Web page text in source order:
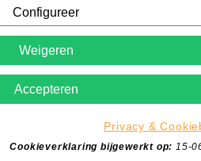
elit minim nisi eu
Configureer
Weigeren
Accepteren
Privacy &
Cookieverklaring bijgewerkt op: 15-